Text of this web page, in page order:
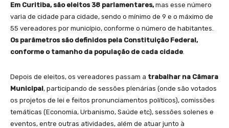
Em Curitiba, são eleitos 38 parlamentares,mas esse número
varia de cidade para cidade, sendo o mínimo de 9 e o máximo de
55 vereadores por município, conforme o número de habitantes.
Os parâmetros são definidos pela Constituição Federal,
conforme o tamanho da população de cada cidade
Depois de eleitos, os vereadores passam a trabalhar na Câmara
Municipal, participando de sessões plenárias (onde são votados
os projetos de lei e feitos pronunciamentos políticos), comissões
temáticas (Economia, Urbanismo, Saúde etc), sessões solenes e
eventos, entre outras atividades, além de atuar junto à